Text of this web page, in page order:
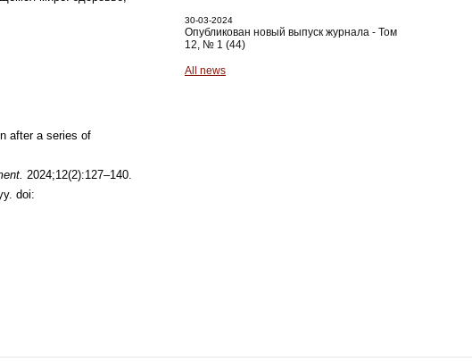
after a series of
2024;12(2):127–140.
doi:
30-03-2024
Опубликован новый выпуск журнала - Том
12, № 1 (44)
All news